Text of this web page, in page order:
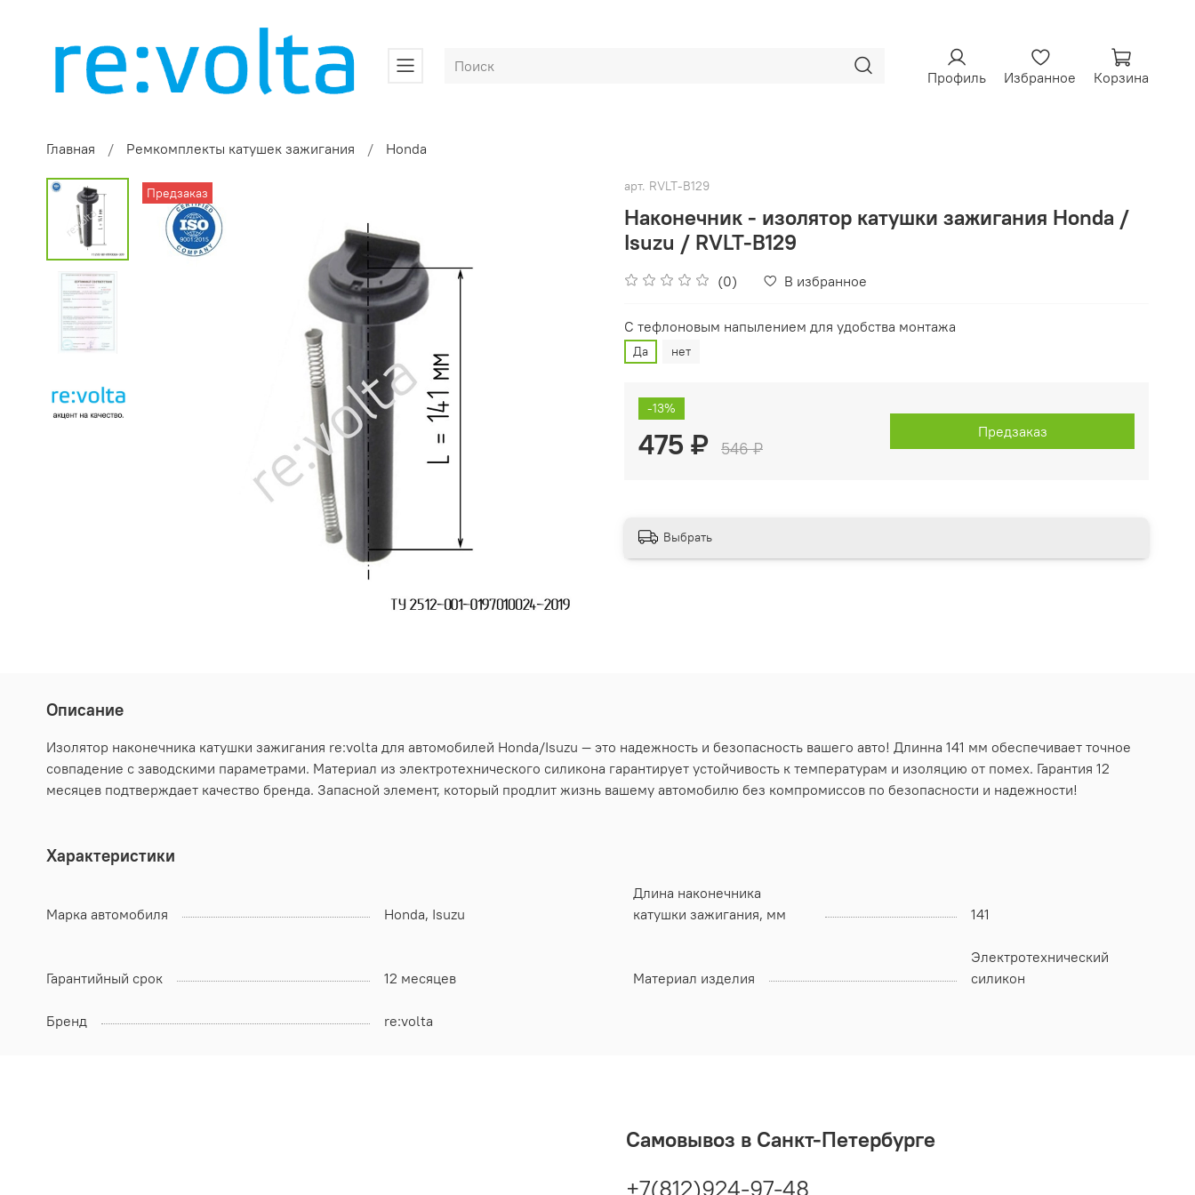
Профиль Избранное Корзина
Главная Ремкомплекты катушек зажигания Honda
Предзаказ арт. RVLT-B129
Наконечник - изолятор катушки зажигания Honda /
Isuzu / RVLT-B129
(0) В избранное
С тефлоновым напылением для удобства монтажа
Да нет
-13%
475 ₽ 546 ₽
Предзаказ
Выбрать
Описание
Изолятор наконечника катушки зажигания re:volta для автомобилей Honda/Isuzu — это надежность и безопасность вашего авто! Длинна 141 мм обеспечивает точное
совпадение с заводскими параметрами. Материал из электротехнического силикона гарантирует устойчивость к температурам и изоляцию от помех. Гарантия 12
месяцев подтверждает качество бренда. Запасной элемент, который продлит жизнь вашему автомобилю без компромиссов по безопасности и надежности!
Характеристики
Марка автомобиля Honda, Isuzu
Длина наконечника
катушки зажигания, мм
141
Гарантийный срок 12 месяцев Материал изделия
Электротехнический
силикон
Бренд re:volta
Самовывоз в Санкт-Петербурге
+7(812)924-97-48